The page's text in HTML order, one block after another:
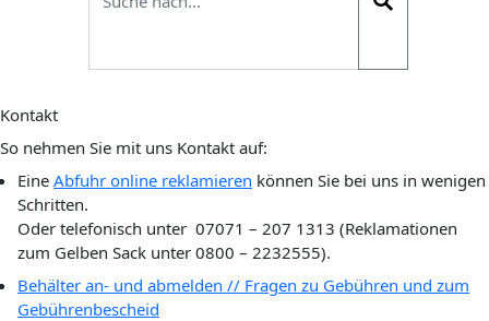
Kontakt
So nehmen Sie mit uns Kontakt auf:
Eine Abfuhr online reklamieren können Sie bei uns in wenigen
Schritten.
Oder telefonisch unter 07071 – 207 1313 (Reklamationen
zum Gelben Sack unter 0800 – 2232555).
Behälter an- und abmelden // Fragen zu Gebühren und zum
Gebührenbescheid